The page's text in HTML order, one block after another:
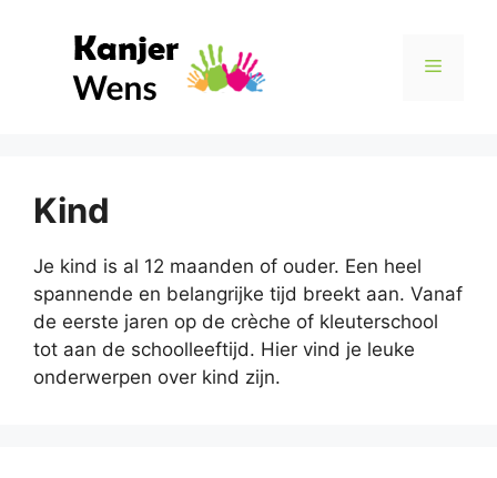
Menu
Kind
Je kind is al 12 maanden of ouder. Een heel
spannende en belangrijke tijd breekt aan. Vanaf
de eerste jaren op de crèche of kleuterschool
tot aan de schoolleeftijd. Hier vind je leuke
onderwerpen over kind zijn.